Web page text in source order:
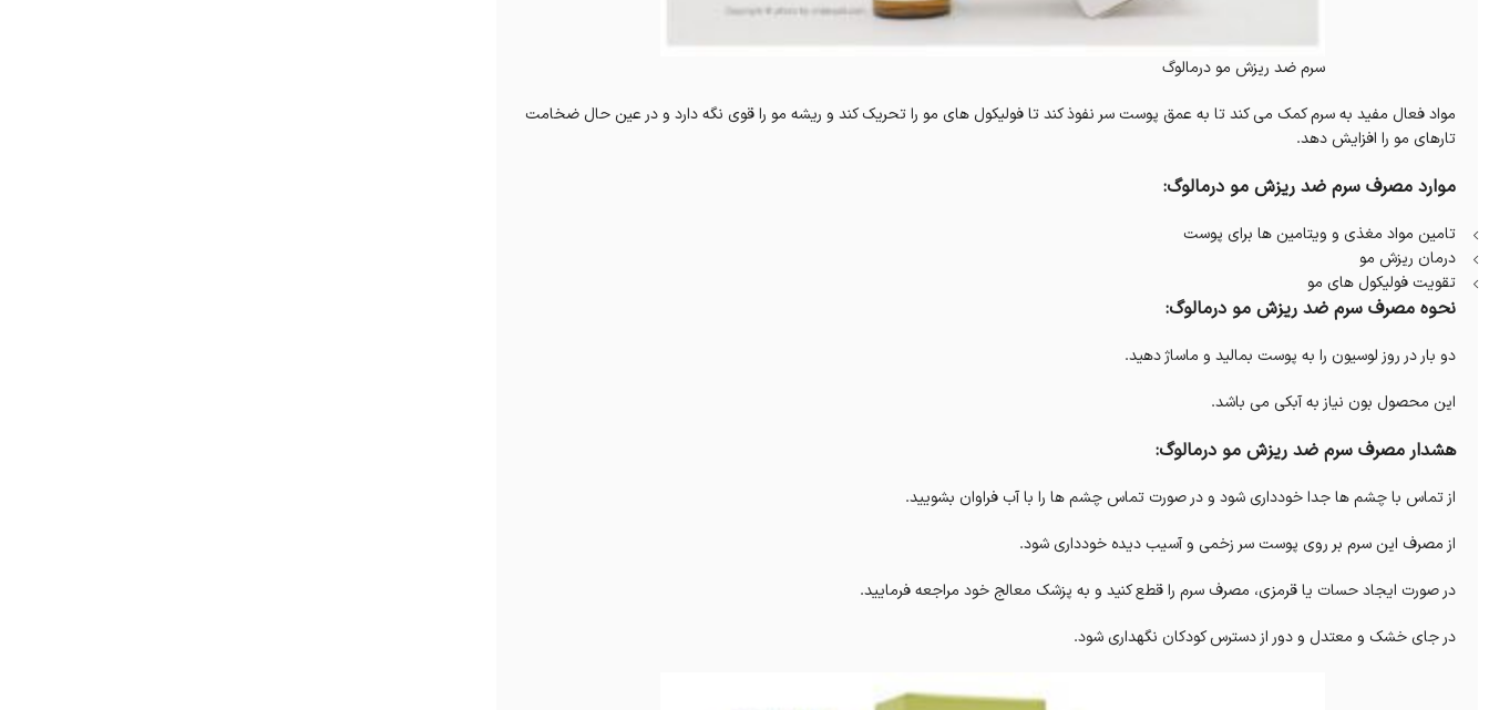
سرم ضد ریزش مو درمالوگ
مواد فعال مفید به سرم کمک می کند تا به عمق پوست سر نفوذ کند تا فولیکول های مو را تحریک کند و ریشه مو را قوی نگه دارد و در عین حال ضخامت
تارهای مو را افزایش دهد.
موارد مصرف سرم ضد ریزش مو درمالوگ:
تامین مواد مغذی و ویتامین ها برای پوست
درمان ریزش مو
تقویت فولیکول های مو
نحوه مصرف سرم ضد ریزش مو درمالوگ:
دو بار در روز لوسیون را به پوست بمالید و ماساژ دهید.
این محصول بون نیاز به آبکی می باشد.
هشدار مصرف سرم ضد ریزش مو درمالوگ:
از تماس با چشم ها جدا خودداری شود و در صورت تماس چشم ها را با آب فراوان بشویید.
از مصرف این سرم بر روی پوست سر زخمی و آسیب دیده خودداری شود.
در صورت ایجاد حسات یا قرمزی، مصرف سرم را قطع کنید و به پزشک معالج خود مراجعه فرمایید.
در جای خشک و معتدل و دور از دسترس کودکان نگهداری شود.